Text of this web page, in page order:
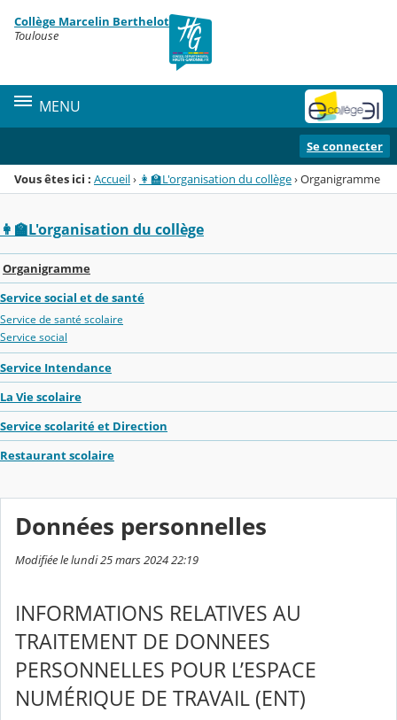
Menu de la rubrique
Contenu
Collège Marcelin Berthelot
Toulouse
MENU
Se connecter
Vous êtes ici : Accueil› 👩‍🏫L'organisation du collège›Organigramme
👩‍🏫L'organisation du collège
Organigramme
Service social et de santé
Service de santé scolaire
Service social
Service Intendance
La Vie scolaire
Service scolarité et Direction
Restaurant scolaire
Données personnelles
Modifiée le lundi 25 mars 2024 22:19
INFORMATIONS RELATIVES AU
TRAITEMENT DE DONNEES
PERSONNELLES POUR L’ESPACE
NUMÉRIQUE DE TRAVAIL (ENT)